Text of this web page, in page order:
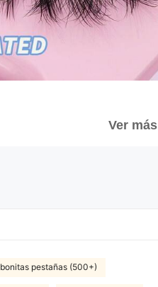
Ver más
bonitas pestañas (500+)